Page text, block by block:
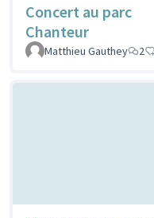
Concert au parc
Chanteur
Matthieu Gauthey
2